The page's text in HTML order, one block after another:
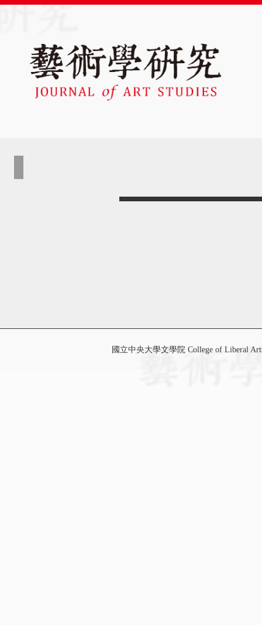
國立中央大學文學院 College of Liberal